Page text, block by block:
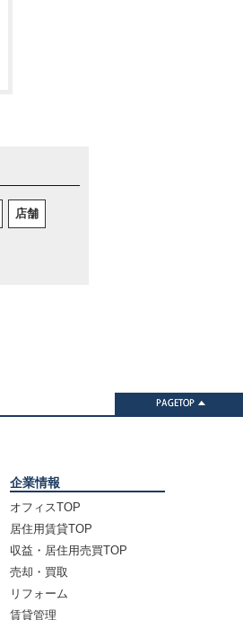
店舗
企業情報
オフィスTOP
居住用賃貸TOP
収益・居住用売買TOP
売却・買取
リフォーム
賃貸管理